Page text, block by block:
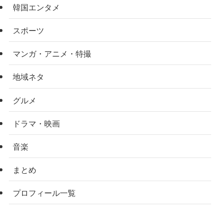
韓国エンタメ
スポーツ
マンガ・アニメ・特撮
地域ネタ
グルメ
ドラマ・映画
音楽
まとめ
プロフィール一覧